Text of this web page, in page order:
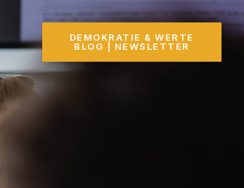
DEMOKRATIE & WERTE
BLOG | NEWSLETTER